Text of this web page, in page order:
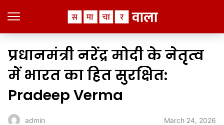
प्रधानमंत्री नरेंद्र मोदी के नेतृत्व
में भारत का हित सुरक्षित:
Pradeep Verma
admin March 24, 2026